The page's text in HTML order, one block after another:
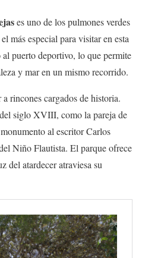
es uno de los pulmones verdes
más especial para visitar en esta
puerto deportivo, lo que permite
y mar en un mismo recorrido.
rincones cargados de historia.
siglo XVIII, como la pareja de
al escritor Carlos
Niño Flautista. El parque ofrece
del atardecer atraviesa su